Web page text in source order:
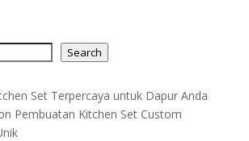
Search
Set Terpercaya untuk Dapur Anda
Pembuatan Kitchen Set Custom